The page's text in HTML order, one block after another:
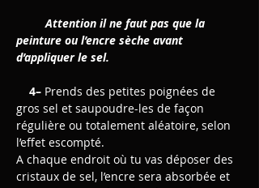
Attention il ne faut pas que la
peinture ou l’encre sèche avant
d’appliquer le sel.
4– Prends des petites poignées de
gros sel et saupoudre-les de façon
régulière ou totalement aléatoire, selon
l’effet escompté.
A chaque endroit où tu vas déposer des
cristaux de sel, l’encre sera absorbée et